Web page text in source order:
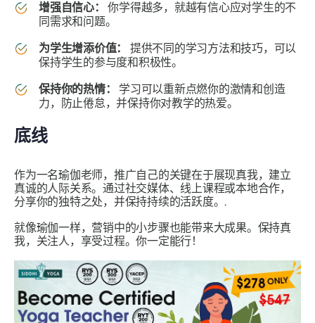
增强自信心：
你学得越多，就越有信心应对学生的不
同需求和问题。
为学生增添价值：
提供不同的学习方法和技巧，可以
保持学生的参与度和积极性。
保持你的热情：
学习可以重新点燃你的激情和创造
力，防止倦怠，并保持你对教学的热爱。
底线
作为一名瑜伽老师，推广自己的关键在于展现真我，建立
真诚的人际关系。通过社交媒体、线上课程或本地合作，
分享你的独特之处，并保持持续的活跃度。.
就像瑜伽一样，营销中的小步骤也能带来大成果。保持真
我，关注人，享受过程。你一定能行！